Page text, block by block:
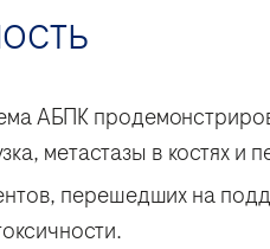
АБПК
метастазы в костях и
перешедших на